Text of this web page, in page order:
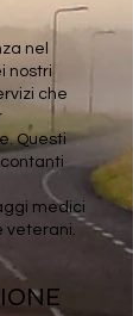
nel
nostri
che
Questi
medici
veterani.